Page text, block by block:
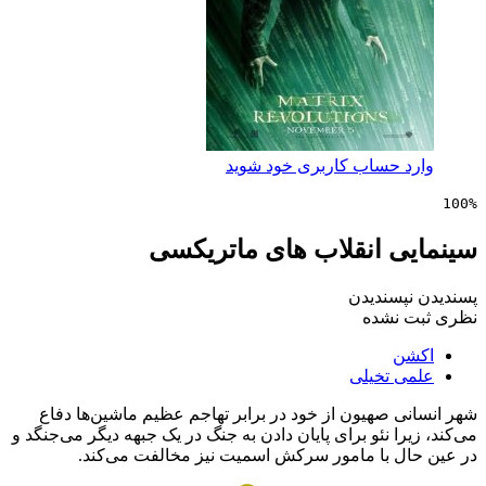
حساب کاربری خود شوید
انقلاب های ماتریکسی
نشده
تخیلی
صهیون از خود در برابر تهاجم عظیم ماشین‌ها دفاع
نئو برای پایان دادن به جنگ در یک جبهه دیگر می‌جنگد و
با مامور سرکش اسمیت نیز مخالفت می‌کند.